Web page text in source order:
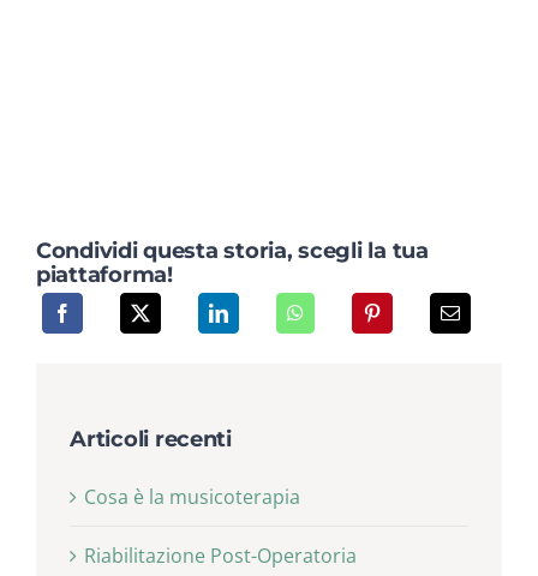
Condividi questa storia, scegli la tua
piattaforma!
Articoli recenti
Cosa è la musicoterapia
Riabilitazione Post-Operatoria